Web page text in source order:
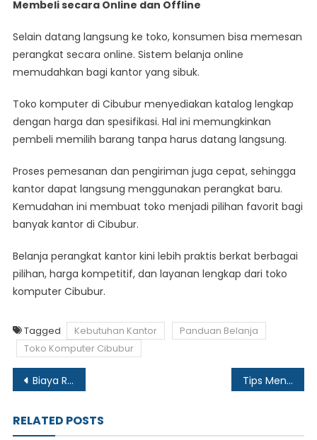
Membeli secara Online dan Offline
Selain datang langsung ke toko, konsumen bisa memesan
perangkat secara online. Sistem belanja online
memudahkan bagi kantor yang sibuk.
Toko komputer di Cibubur menyediakan katalog lengkap
dengan harga dan spesifikasi. Hal ini memungkinkan
pembeli memilih barang tanpa harus datang langsung.
Proses pemesanan dan pengiriman juga cepat, sehingga
kantor dapat langsung menggunakan perangkat baru.
Kemudahan ini membuat toko menjadi pilihan favorit bagi
banyak kantor di Cibubur.
Belanja perangkat kantor kini lebih praktis berkat berbagai
pilihan, harga kompetitif, dan layanan lengkap dari toko
komputer Cibubur.
Tagged Kebutuhan Kantor
Panduan Belanja
Toko Komputer Cibubur
Post
Biaya Rumah Sakit Orthopedi Surabaya dan Opsi Pembayarannya Tips Mengecek Kredibilitas Distributor Genset Yanmar Sebelum Membeli
RELATED POSTS